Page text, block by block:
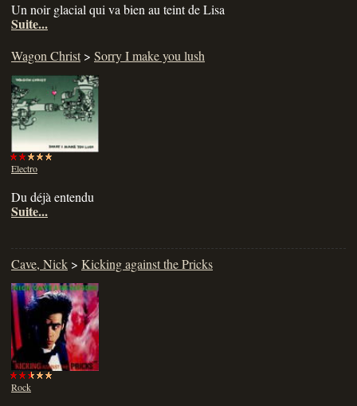
Un noir glacial qui va bien au teint de Lisa
Suite...
Wagon Christ > Sorry I make you lush
Electro
Du déjà entendu
Suite...
Cave, Nick > Kicking against the Pricks
Rock